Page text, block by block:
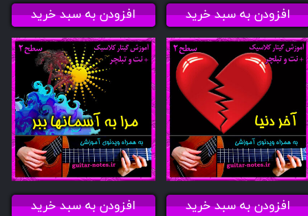
افزودن به سبد خرید افزودن به سبد خرید
افزودن به سبد خرید افزودن به سبد خرید